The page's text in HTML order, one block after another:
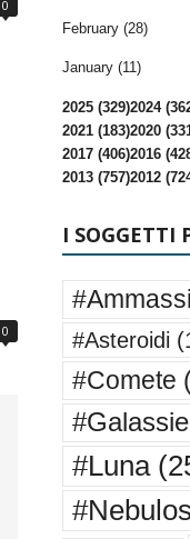
0
0
February (28)
January (11)
2025 (329)2024
2021 (183)2020
2017 (406)2016
2013 (757)2012
I SOGGETTI
#Ammassi
#Asteroidi
#Comete
#Galassie
#Luna